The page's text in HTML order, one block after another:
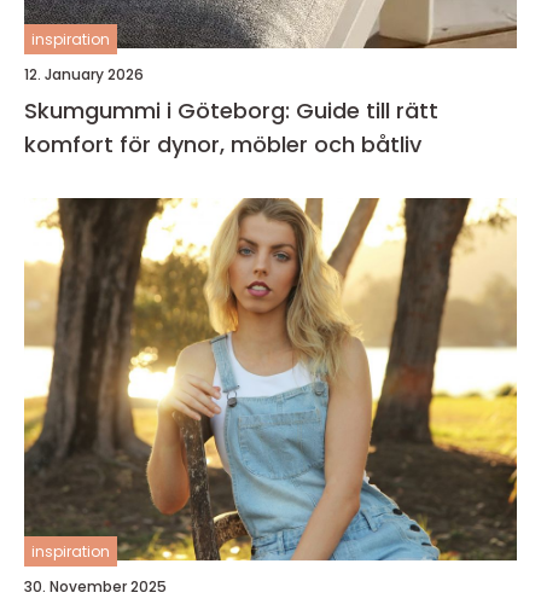
inspiration
12. January 2026
Skumgummi i Göteborg: Guide till rätt
komfort för dynor, möbler och båtliv
inspiration
30. November 2025